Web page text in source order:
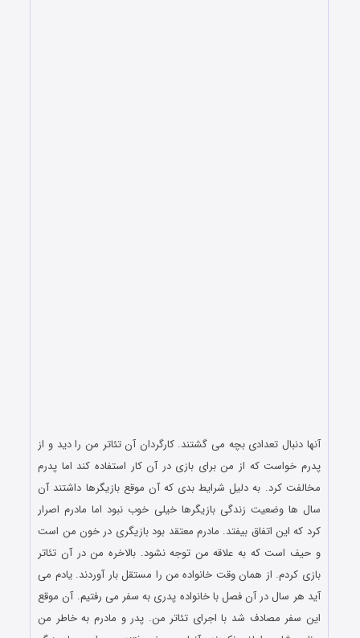
آنها دنبال تعدادی بچه می گشتند. کارگردان آن تئاتر من را دید و از
پدرم خواست که از من برای بازی در آن کار استفاده کند اما پدرم
مخالفت کرد. به دلیل شرایط بدی که آن موقع بازیگرها داشتند آن
سال ها وضعیت زندگی بازیگرها خیلی خوب نبود اما مادرم اصرار
کرد که این اتفاق بیفتد. مادرم معتقد بود بازیگری در خون من است
و حیف است که به علاقه من توجه نشود. بالاخره من در آن تئاتر
بازی کردم. از همان وقت خانواده من را مستقل بار آوردند. یادم می
آید هر سال در آن فصل با خانواده پدری به سفر می رفتیم. آن موقع
این سفر مصادف شد با اجرای تئاتر من. پدر و مادرم به خاطر من